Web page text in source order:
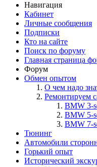
Навигация
Кабинет
Личные сообщения
Подписки
Кто на сайте
Поиск по форуму
Главная страница
Форум
Обмен опытом
О чем надо
Ремонтируем
BMW 3-
BMW 5-
BMW 7-
Тюнинг
Автомобили
Горький опыт
Исторический